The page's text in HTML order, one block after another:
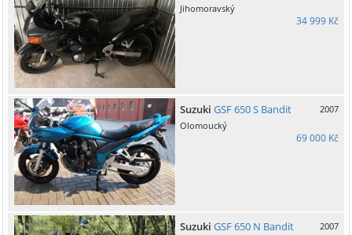
Jihomoravský
34 999 Kč
Suzuki GSF 650 S Bandit
2007
Olomoucký
69 000 Kč
Suzuki GSF 650 N Bandit
2007